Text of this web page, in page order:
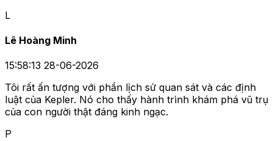
L
Lê Hoàng Minh
15:58:13 28-06-2026
Tôi rất ấn tượng với phần lịch sử quan sát và các định
luật của Kepler. Nó cho thấy hành trình khám phá vũ trụ
của con người thật đáng kinh ngạc.
P